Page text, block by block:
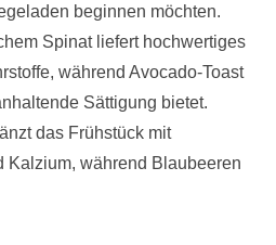
beginnen möchten.
Spinat liefert hochwertiges
während Avocado-Toast
Sättigung bietet.
das Frühstück mit
Kalzium, während Blaubeeren